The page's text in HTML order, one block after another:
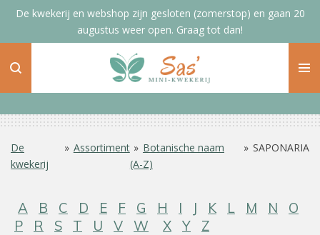
Ga
de
De kwekerij en webshop zijn gesloten (zomerstop) en gaan 20
augustus weer open. Graag tot dan!
De
kwekerij
» Assortiment » Botanische naam
(A-Z)
» SAPONARIA
A B C D E F G H I J K L M N
O
P
R S T U V W X Y Z